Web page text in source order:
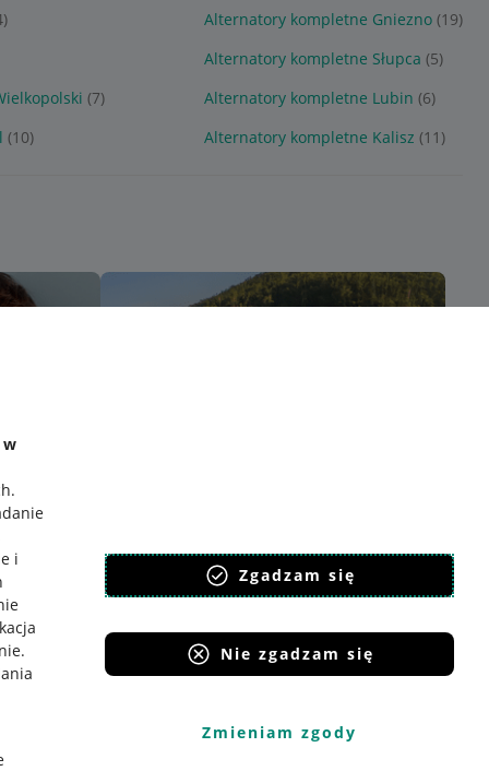
w
.
i
.
Zgadzam się
Nie zgadzam się
Zmieniam zgody
Alternatory kompletne Gniezno (19)
Alternatory kompletne Słupca (5)
(7) Alternatory kompletne Lubin (6)
(10) Alternatory kompletne Kalisz (11)